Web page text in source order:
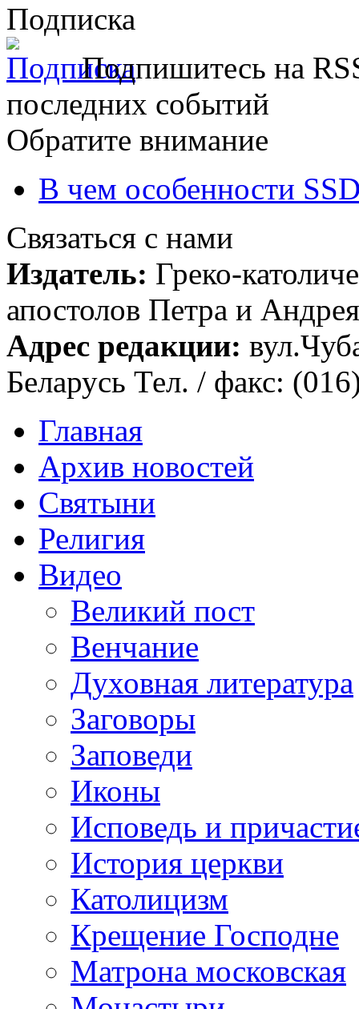
Подписка
Подпишитесь на
последних событий
Обратите внимание
В чем особенности
Связаться с нами
Издатель: Греко-
апостолов Петра и
Адрес редакции:
Беларусь Тел. / факс:
Главная
Архив новостей
Святыни
Религия
Видео
Великий пост
Венчание
Духовная литература
Заговоры
Заповеди
Иконы
Исповедь и
История церкви
Католицизм
Крещение Господне
Матрона московская